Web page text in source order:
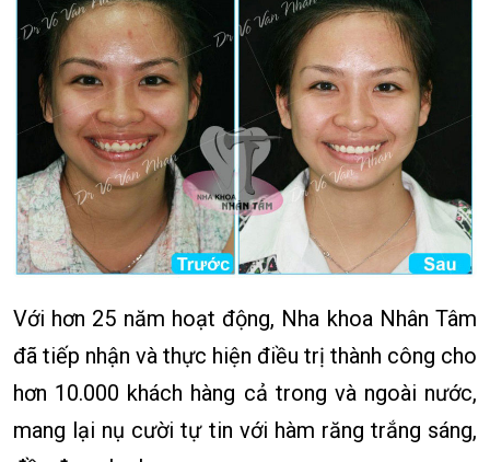
Với hơn 25 năm hoạt động, Nha khoa Nhân Tâm
đã tiếp nhận và thực hiện điều trị thành công cho
hơn 10.000 khách hàng cả trong và ngoài nước,
mang lại nụ cười tự tin với hàm răng trắng sáng,